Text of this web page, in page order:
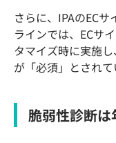
さらに、IPAのEC
ラインでは、ECサ
タマイズ時に実施
が「必須」とされて
脆弱性診断